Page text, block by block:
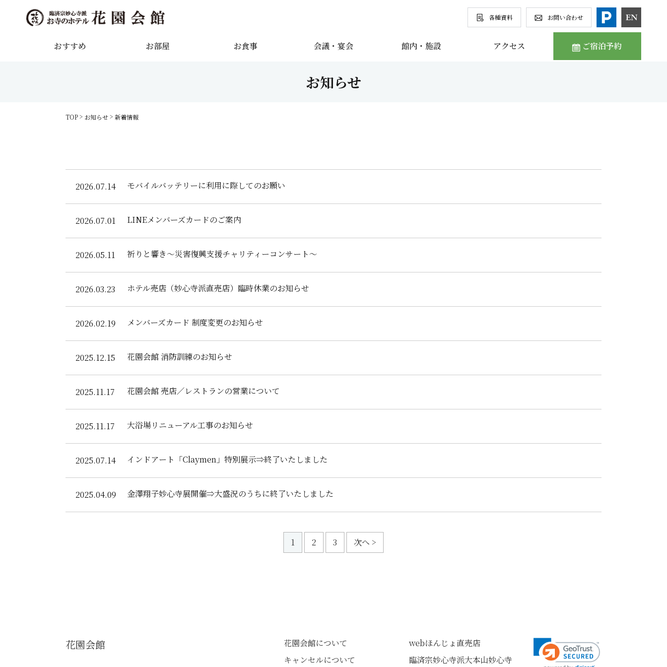
各種資料 お問い合わせ
おすすめ お部屋 お食事 会議・宴会 館内・施設 アクセス ご宿泊予約
お知らせ
TOP お知らせ 新着情報
2026.07.14 モバイルバッテリーに利用に際してのお願い
2026.07.01 LINEメンバーズカードのご案内
2026.05.11 祈りと響き～災害復興支援チャリティーコンサート～
2026.03.23 ホテル売店（妙心寺派直売店）臨時休業のお知らせ
2026.02.19 メンバーズカード 制度変更のお知らせ
2025.12.15 花園会館 消防訓練のお知らせ
2025.11.17 花園会館 売店／レストランの営業について
2025.11.17 大浴場リニューアル工事のお知らせ
2025.07.14 インドアート「Claymen」特別展示⇒終了いたしました
2025.04.09 金澤翔子妙心寺展開催⇒大盛況のうちに終了いたしました
1 2 3 次へ >
花園会館
花園会館について
キャンセルについて
webほんじょ直売店
臨済宗妙心寺派大本山妙心寺